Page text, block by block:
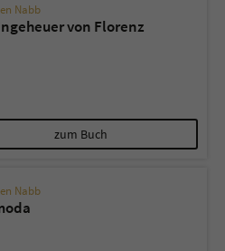
Nabb
von Florenz
zum Buch
Nabb